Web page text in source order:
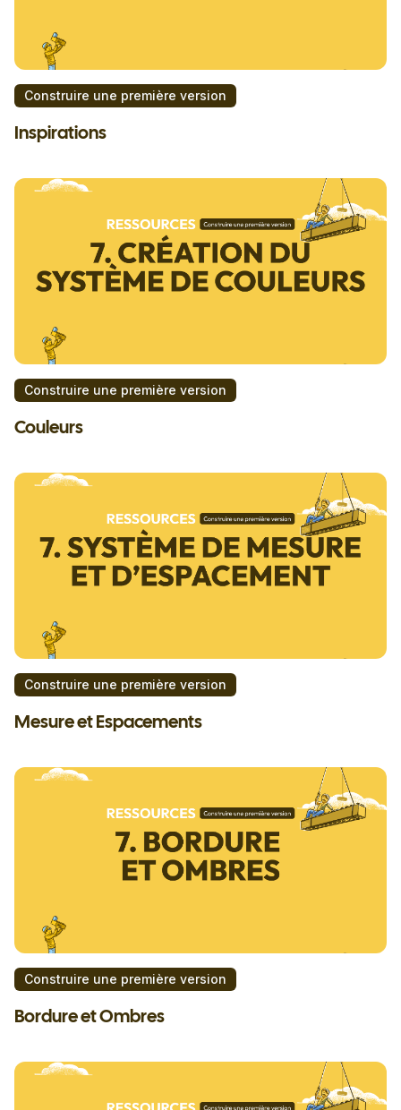
Construire une première version
Inspirations
Construire une première version
Couleurs
Construire une première version
Mesure et Espacements
Construire une première version
Bordure et Ombres